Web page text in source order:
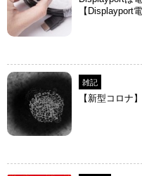
【Displayport
雑記
【新型コロナ